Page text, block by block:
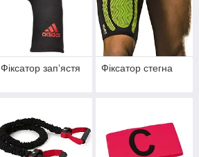
Фіксатор запʼястя Фіксатор стегна